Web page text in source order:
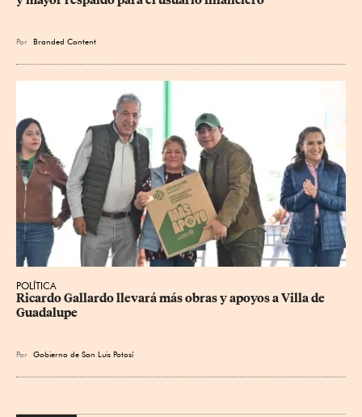
Por Branded Content
POLÍTICA
Ricardo Gallardo llevará más obras y apoyos a Villa de
Guadalupe
Por Gobierno de San Luis Potosí